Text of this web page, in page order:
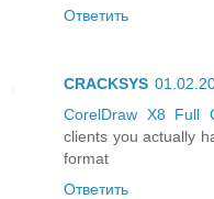
Ответить
CRACKSYS
CorelDraw X8 Full
clients you actually
format
Ответить